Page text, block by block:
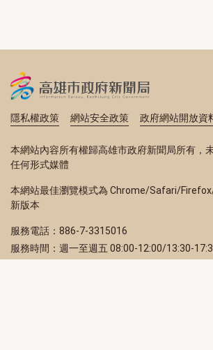
隱私權政策 網站安全政策 政府網站開放資
本網站內容所有權歸高雄市政府新聞局所有，
任何形式媒體
本網站最佳瀏覽模式為 Chrome/Safari/
新版本
服務電話：886-7-3315016
服務時間：週一至週五 08:00-12:00/13:30-